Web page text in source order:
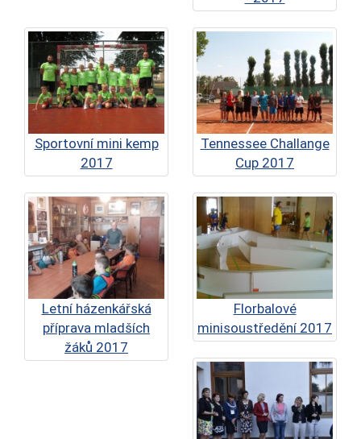
Sportovní mini kemp
2017
Tennessee Challange
Cup 2017
Letní házenkářská
příprava mladších
žáků 2017
Florbalové
minisoustředění 2017